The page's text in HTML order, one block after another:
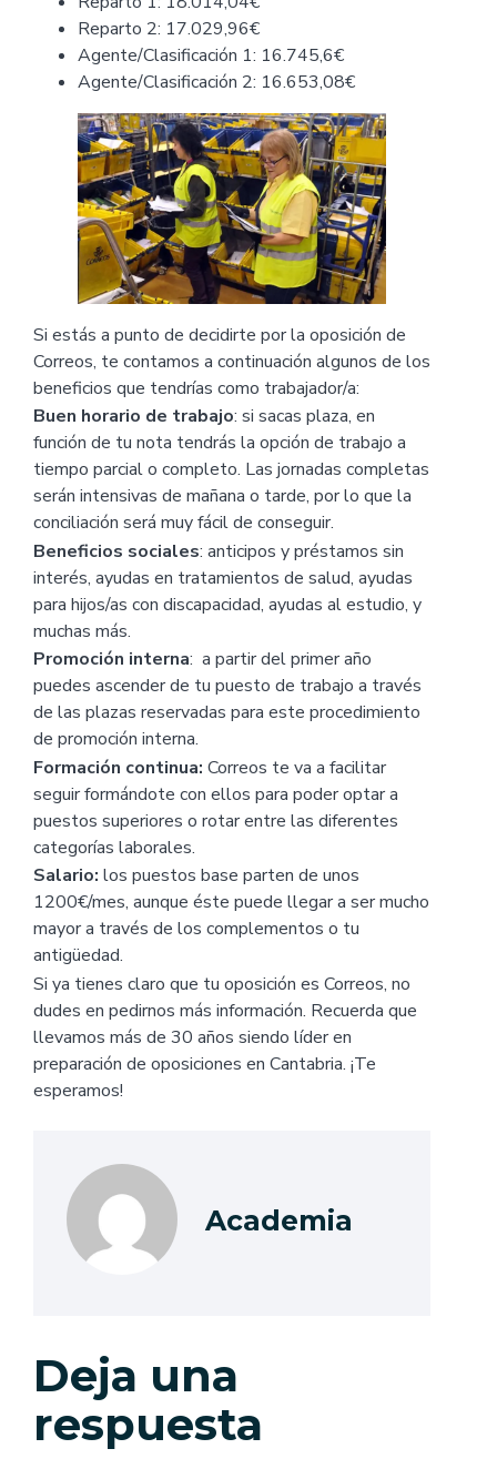
Reparto 2: 17.029,96€
Agente/Clasificación 1: 16.745,6€
Agente/Clasificación 2: 16.653,08€
Si estás a punto de decidirte por la oposición de
Correos, te contamos a continuación algunos de los
beneficios que tendrías como trabajador/a:
Buen horario de trabajo: si sacas plaza, en
función de tu nota tendrás la opción de trabajo a
tiempo parcial o completo. Las jornadas completas
serán intensivas de mañana o tarde, por lo que la
conciliación será muy fácil de conseguir.
Beneficios sociales: anticipos y préstamos sin
interés, ayudas en tratamientos de salud, ayudas
para hijos/as con discapacidad, ayudas al estudio, y
muchas más.
Promoción interna: a partir del primer año
puedes ascender de tu puesto de trabajo a través
de las plazas reservadas para este procedimiento
de promoción interna.
Formación continua: Correos te va a facilitar
seguir formándote con ellos para poder optar a
puestos superiores o rotar entre las diferentes
categorías laborales.
Salario: los puestos base parten de unos
1200€/mes, aunque éste puede llegar a ser mucho
mayor a través de los complementos o tu
antigüedad.
Si ya tienes claro que tu oposición es Correos, no
dudes en pedirnos más información. Recuerda que
llevamos más de 30 años siendo líder en
preparación de oposiciones en Cantabria. ¡Te
esperamos!
Academia
Deja una
respuesta